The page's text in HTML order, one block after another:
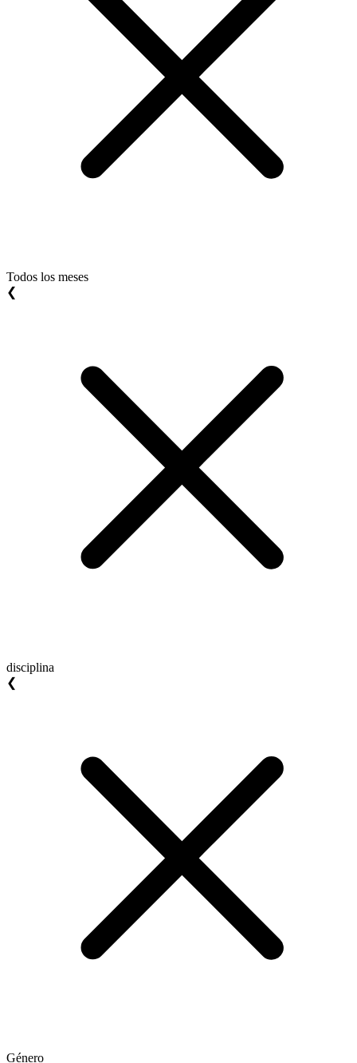
Todos los meses
❮
disciplina
❮
Género